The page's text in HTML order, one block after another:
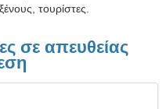
τουρίστες.
σε απευθείας